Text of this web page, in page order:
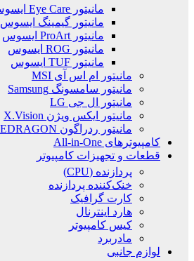
مانیتور Eye Care ایسوس
مانیتور گیمینگ ایسوس
مانیتور ProArt ایسوس
مانیتور ROG ایسوس
مانیتور TUF ایسوس
مانیتور ام اس آی MSI
مانیتور سامسونگ Samsung
مانیتور ال جی LG
مانیتور ایکس ویژن X.Vision
مانیتور ردراگون REDRAGON
کامپیوترهای All-in-One
قطعات و تجهیزات کامپیوتر
پردازنده (CPU)
خنک‌کننده پردازنده
کارت گرافیک
هارد اینترنال
کیس کامپیوتر
مادربرد
لوازم جانبی